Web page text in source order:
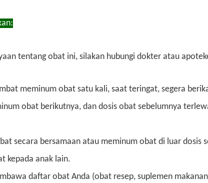
tentang obat ini, silakan hubungi dokter atau
meminum obat satu kali, saat teringat, segera
obat berikutnya, dan dosis obat sebelumnya
secara bersamaan atau meminum obat di luar dosis
kepada anak lain.
daftar obat Anda (obat resep, suplemen